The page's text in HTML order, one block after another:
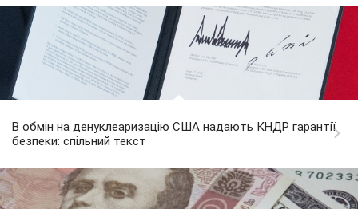
В обмін на денуклеаризацію США надають КНДР гарантії
безпеки: спільний текст